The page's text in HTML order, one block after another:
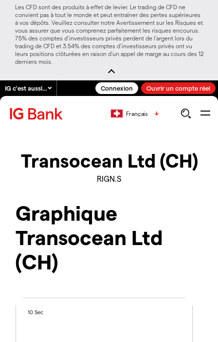
Les CFD sont des produits à effet de levier. Le trading de CFD ne
convient pas à tout le monde et peut entraîner des pertes supérieures
à vos dépôts. Veuillez consulter notre Avertissement sur les Risques et
vous assurer que vous comprenez parfaitement les risques encourus.
75% des comptes d’investisseurs privés perdent de l’argent lors du
trading de CFD et 3.54% des comptes d’investisseurs privés ont vu
leurs positions clôturées en raison d’un appel de marge au cours des 12
derniers mois.
IG c'est aussi… Connexion Ouvrir un compte réel
Français
Transocean Ltd (CH)
RIGN.S
Graphique
Transocean Ltd
(CH)
10 Sec